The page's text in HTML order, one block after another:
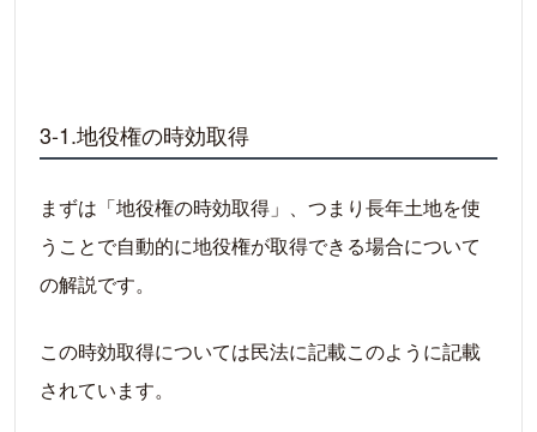
3-1.地役権の時効取得
まずは「地役権の時効取得」、つまり長年土地を使
うことで自動的に地役権が取得できる場合について
の解説です。
この時効取得については民法に記載このように記載
されています。